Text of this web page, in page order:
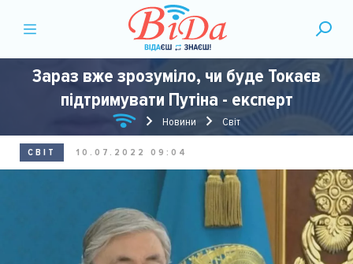
Зараз вже зрозуміло, чи буде Токаєв
підтримувати Путіна - експерт
Новини Світ
СВІТ 10.07.2022 09:04